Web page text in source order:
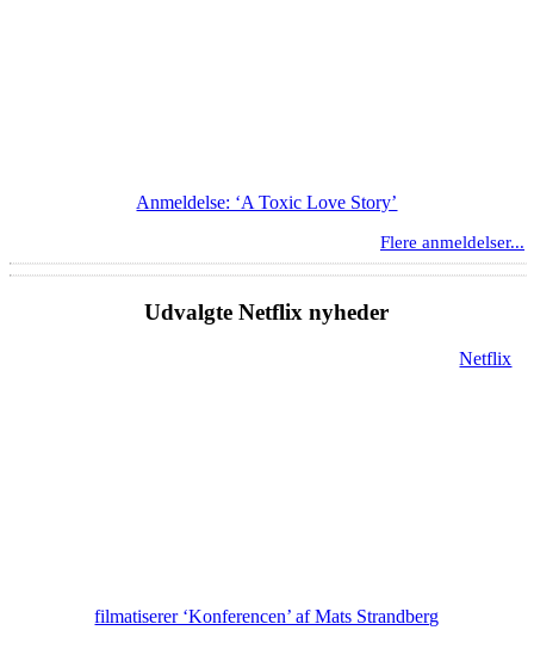
Anmeldelse: ‘A Toxic Love Story’
Flere anmeldelser...
Udvalgte Netflix nyheder
Netflix
filmatiserer ‘Konferencen’ af Mats Strandberg